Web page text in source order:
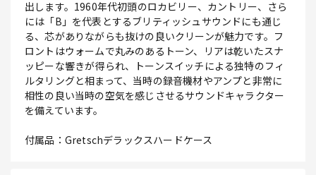
出します。1960年代初頭のロカビリー、カントリー、さら
には「B」を代表とするブリティッシュサウンドにも通じ
る、芯がありながらも抜けの良いクリーンが魅力です。フ
ロントはウォームで丸みのあるトーン、リアは乾いたスナ
ッピーな響きが得られ、トーンスイッチによる独特のフィ
ルタリングと相まって、当時の録音機材やアンプと非常に
相性の良い当時の空気を感じさせるサウンドキャラクター
を備えています。
付属品：Gretschデラックスハードケース